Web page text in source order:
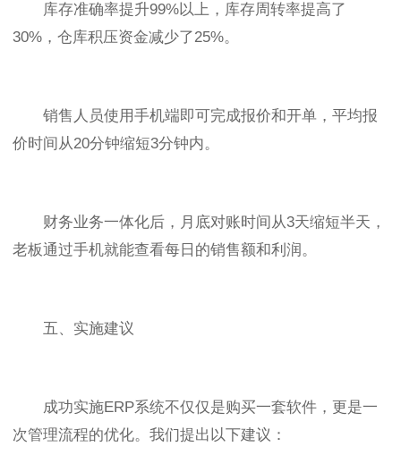
库存准确率提升99%以上，库存周转率提高了
30%，仓库积压资金减少了25%。
销售人员使用手机端即可完成报价和开单，平均报
价时间从20分钟缩短3分钟内。
财务业务一体化后，月底对账时间从3天缩短半天，
老板通过手机就能查看每日的销售额和利润。
五、实施建议
成功实施ERP系统不仅仅是购买一套软件，更是一
次管理流程的优化。我们提出以下建议：